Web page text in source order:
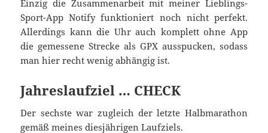
Einzig die Zusammenarbeit mit meiner Lieblings-
Sport-App Notify funktioniert noch nicht perfekt.
Allerdings kann die Uhr auch komplett ohne App
die gemessene Strecke als GPX ausspucken, sodass
man hier recht wenig abhängig ist.
Jahreslaufziel … CHECK
Der sechste war zugleich der letzte Halbmarathon
gemäß meines diesjährigenLaufziels.